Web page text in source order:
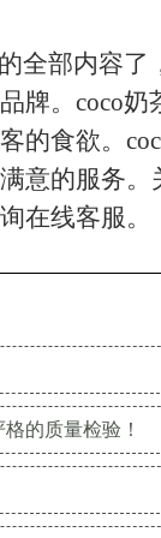
全部内容了
牌。coco奶
的食欲。
意的服务
在线客服。
的质量检验！